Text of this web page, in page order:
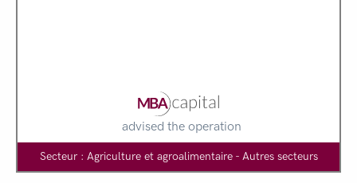
advised the operation
Secteur : Agriculture et agroalimentaire - Autres secteurs